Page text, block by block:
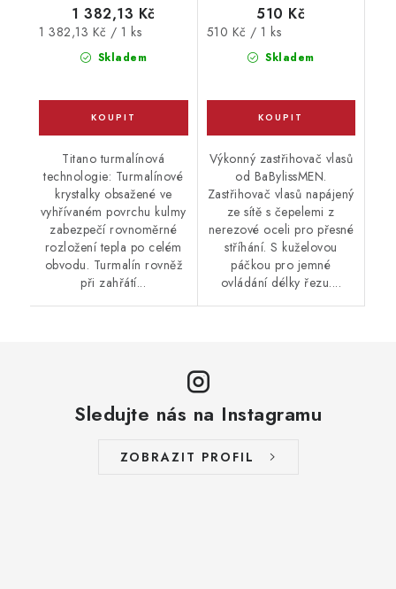
Skladem
1 382,13 Kč
Měrná
1 382,13 Kč / 1 ks
Titano turmalínová
technologie: Turmalínové
krystalky obsažené ve
vyhřívaném povrchu kulmy
zabezpečí rovnoměrné
rozložení tepla po celém
obvodu. Turmalín rovněž
při zahřátí...
Skladem
510 Kč
Měrná
510 Kč / 1 ks
Výkonný zastřihovač vlasů
od BaBylissMEN.
Zastřihovač vlasů napájený
ze sítě s čepelemi z
nerezové oceli pro přesné
stříhání. S kuželovou
páčkou pro jemné
ovládání délky řezu....
Sledujte nás na Instagramu
ZOBRAZIT PROFIL